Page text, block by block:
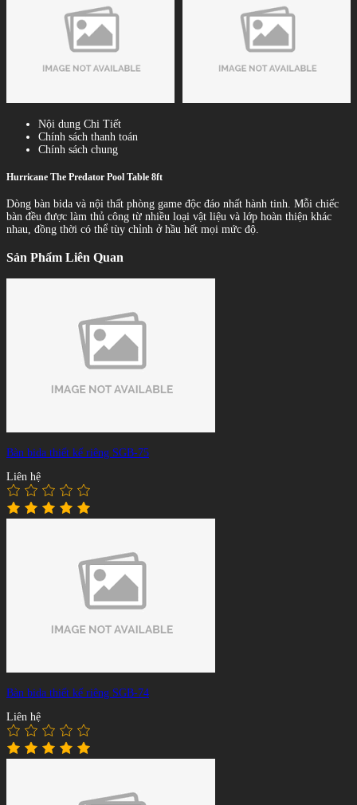
Nội dung Chi Tiết
Chính sách thanh toán
Chính sách chung
Hurricane The Predator Pool Table 8ft
Dòng bàn bida và nội thất phòng game độc đáo nhất hành tinh. Mỗi chiếc
bàn đều được làm thủ công từ nhiều loại vật liệu và lớp hoàn thiện khác
nhau, đồng thời có thể tùy chỉnh ở hầu hết mọi mức độ.
Sản Phẩm Liên Quan
Bàn bida thiết kế riêng SGB-75
Liên hệ
Bàn bida thiết kế riêng SGB-74
Liên hệ